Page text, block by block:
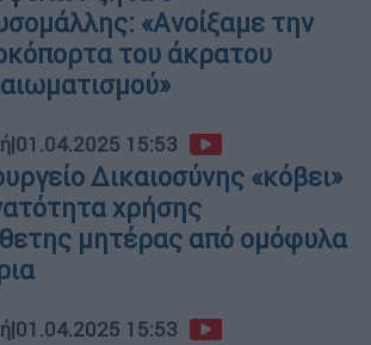
«Aνοίξαμε την
του άκρατου
|01.04.2025 15:53
Δικαιοσύνης «κόβει»
χρήσης
μητέρας από ομόφυλα
|01.04.2025 15:53